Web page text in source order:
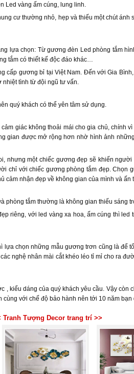
Led vàng ấm cúng, lung linh.
cư thường nhỏ, hẹp và thiếu một chút
lựa chọn: Từ gương đèn Led phòng tắm
tắm có thiết kế độc đáo khác…
cấp gương bỉ tại Việt Nam. Đến với Gia
nhiệt tình từ đội ngũ tư vấn.
quý khách có thể yên tâm sử dụng.
giác không thoải mái cho gia chủ, chính
gian được mở rộng hơn nhờ hình ảnh
nhưng một chiếc gương đẹp sẽ khiến
chỉ với chiếc gương phòng tắm đẹp. Chọn
cảm nhận đẹp về không gian của mình và
phòng tắm thường là không gian thiếu sáng
riêng, với led vàng xa hoa, ấm cúng thì led
chọn những mẫu gương trơn cũng là để
nghệ nhân mài cắt khéo léo tỉ mỉ cho ra
kiểu dáng của quý khách yêu cầu. Vậy
với chế độ bảo hành nên tới 10 năm
Tranh Tượng Decor trang trí >>